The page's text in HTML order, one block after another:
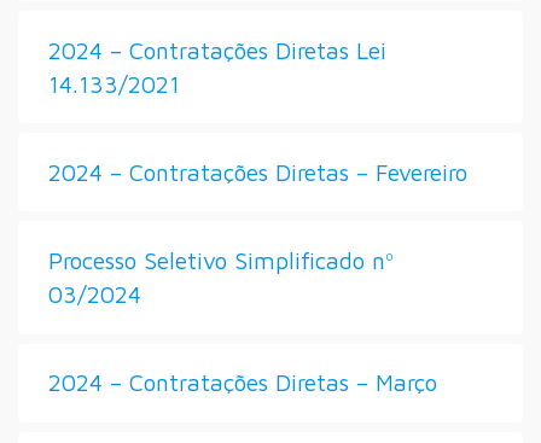
2024 – Contratações Diretas Lei
14.133/2021
2024 – Contratações Diretas – Fevereiro
Processo Seletivo Simplificado nº
03/2024
2024 – Contratações Diretas – Março